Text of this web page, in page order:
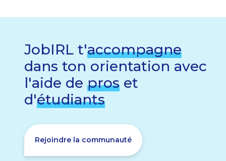
JobIRL t'accompagne
dans ton orientation avec
l'aide de pros et
d'étudiants
Rejoindre la communauté